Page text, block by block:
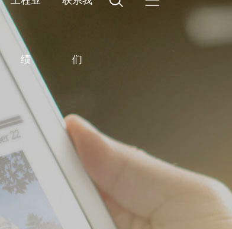
组织架构
员工活动
绩
钢结构工程
们